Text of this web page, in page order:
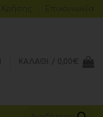
ΚΑΛΆΘΙ / 0,00€